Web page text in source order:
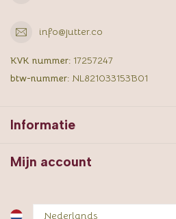
info@jutter.co
KVK nummer: 17257247
btw-nummer: NL821033153B01
Informatie
Mijn account